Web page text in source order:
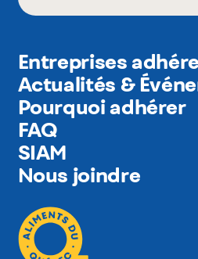
Entreprises
Actualités &
Pourquoi adhérer
FAQ
SIAM
Nous joindre